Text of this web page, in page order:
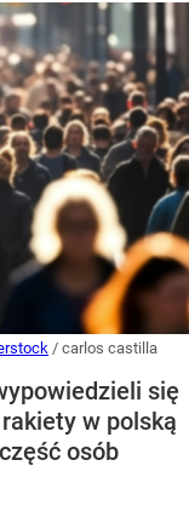
/ carlos castilla
się
w polską
osób